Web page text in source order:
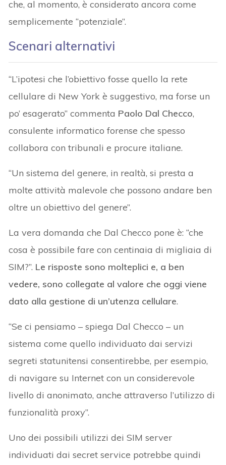
che, al momento, è considerato ancora come
semplicemente “potenziale”.
Scenari alternativi
“L’ipotesi che l’obiettivo fosse quello la rete
cellulare di New York è suggestivo, ma forse un
po’ esagerato” commenta Paolo Dal Checco,
consulente informatico forense che spesso
collabora con tribunali e procure italiane.
“Un sistema del genere, in realtà, si presta a
molte attività malevole che possono andare ben
oltre un obiettivo del genere”.
La vera domanda che Dal Checco pone è: “che
cosa è possibile fare con centinaia di migliaia di
SIM?”. Le risposte sono molteplici e, a ben
vedere, sono collegate al valore che oggi viene
dato alla gestione di un’utenza cellulare.
“Se ci pensiamo – spiega Dal Checco – un
sistema come quello individuato dai servizi
segreti statunitensi consentirebbe, per esempio,
di navigare su Internet con un considerevole
livello di anonimato, anche attraverso l’utilizzo di
funzionalità proxy”.
Uno dei possibili utilizzi dei SIM server
individuati dai secret service potrebbe quindi